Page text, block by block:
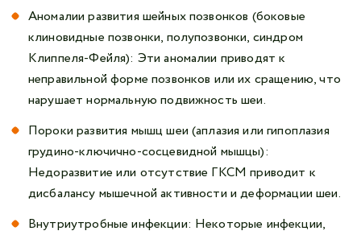
Аномалии развития шейных позвонков (боковые
клиновидные позвонки, полупозвонки, синдром
Клиппеля-Фейля): Эти аномалии приводят к
неправильной форме позвонков или их сращению, что
нарушает нормальную подвижность шеи.
Пороки развития мышц шеи (аплазия или гипоплазия
грудино-ключично-сосцевидной мышцы):
Недоразвитие или отсутствие ГКСМ приводит к
дисбалансу мышечной активности и деформации шеи.
Внутриутробные инфекции: Некоторые инфекции,